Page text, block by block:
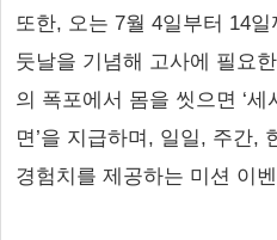
또한, 오는 7월 4일부터 14
둣날을 기념해 고사에 필요
의 폭포에서 몸을 씻으면 ‘세
면’을 지급하며, 일일, 주간,
경험치를 제공하는 미션 이